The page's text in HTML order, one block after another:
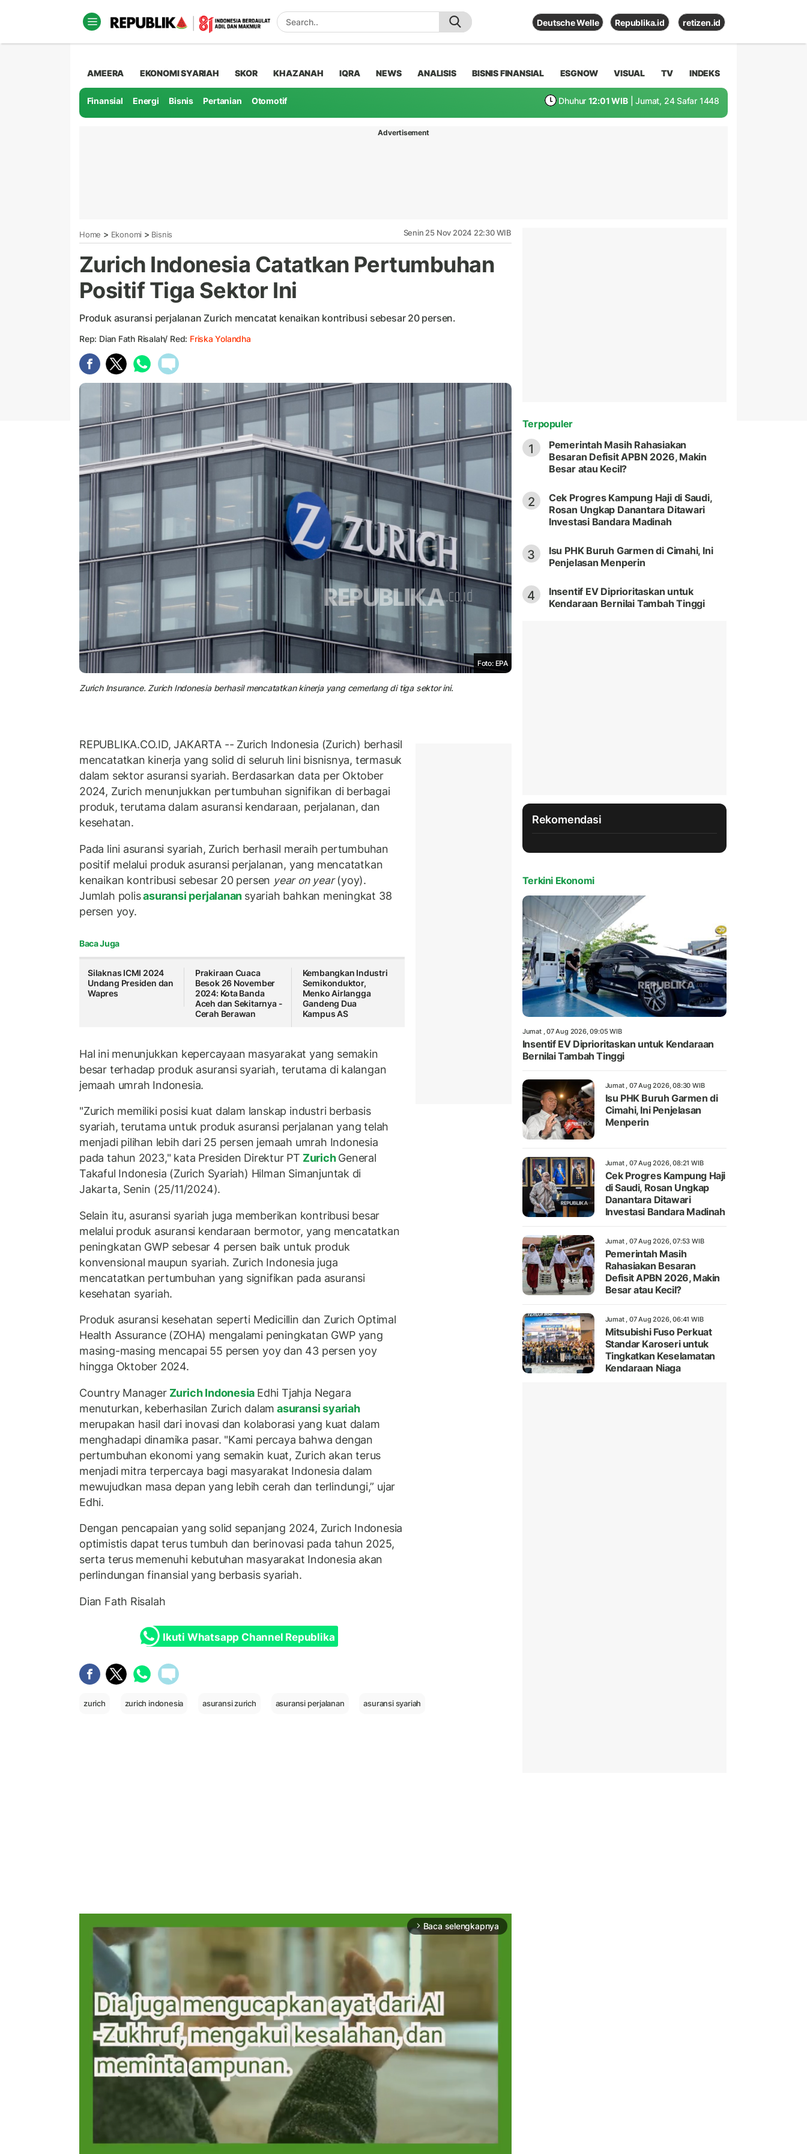
Deutsche Welle Republika.id retizen.id
AMEERA EKONOMI SYARIAH SKOR KHAZANAH IQRA NEWS ANALISIS BISNIS FINANSIAL ESGNOW VISUAL TV INDEKS
Finansial Energi Bisnis Pertanian Otomotif Dhuhur 12:01 WIB | Jumat, 24 Safar 1448
Advertisement
Home > Ekonomi > Bisnis Senin 25 Nov 2024 22:30 WIB
Zurich Indonesia Catatkan Pertumbuhan
Positif Tiga Sektor Ini
Produk asuransi perjalanan Zurich mencatat kenaikan kontribusi sebesar 20 persen.
Rep: Dian Fath Risalah/ Red: Friska Yolandha
Foto: EPA
Zurich Insurance. Zurich Indonesia berhasil mencatatkan kinerja yang cemerlang di tiga sektor ini.
REPUBLIKA.CO.ID, JAKARTA -- Zurich Indonesia (Zurich) berhasil
mencatatkan kinerja yang solid di seluruh lini bisnisnya, termasuk
dalam sektor asuransi syariah. Berdasarkan data per Oktober
2024, Zurich menunjukkan pertumbuhan signifikan di berbagai
produk, terutama dalam asuransi kendaraan, perjalanan, dan
kesehatan.
Pada lini asuransi syariah, Zurich berhasil meraih pertumbuhan
positif melalui produk asuransi perjalanan, yang mencatatkan
kenaikan kontribusi sebesar 20 persen year on year(yoy).
Jumlah polisasuransi perjalanan syariah bahkan meningkat 38
persen yoy.
Baca Juga
Silaknas ICMI 2024
Undang Presiden dan
Wapres
Prakiraan Cuaca
Besok 26 November
2024: Kota Banda
Aceh dan Sekitarnya -
Cerah Berawan
Kembangkan Industri
Semikonduktor,
Menko Airlangga
Gandeng Dua
Kampus AS
Hal ini menunjukkan kepercayaan masyarakat yang semakin
besar terhadap produk asuransi syariah, terutama di kalangan
jemaah umrah Indonesia.
"Zurich memiliki posisi kuat dalam lanskap industri berbasis
syariah, terutama untuk produk asuransi perjalanan yang telah
menjadi pilihan lebih dari 25 persen jemaah umrah Indonesia
pada tahun 2023," kata Presiden Direktur PT ZurichGeneral
Takaful Indonesia (Zurich Syariah) Hilman Simanjuntak di
Jakarta, Senin (25/11/2024).
Selain itu, asuransi syariah juga memberikan kontribusi besar
melalui produk asuransi kendaraan bermotor, yang mencatatkan
peningkatan GWP sebesar 4 persen baik untuk produk
konvensional maupun syariah. Zurich Indonesia juga
mencatatkan pertumbuhan yang signifikan pada asuransi
kesehatan syariah.
Produk asuransi kesehatan seperti Medicillin dan Zurich Optimal
Health Assurance (ZOHA) mengalami peningkatan GWP yang
masing-masing mencapai 55 persen yoy dan 43 persen yoy
hingga Oktober 2024.
Country ManagerZurich Indonesia Edhi Tjahja Negara
menuturkan, keberhasilan Zurich dalam asuransi syariah
merupakan hasil dari inovasi dan kolaborasi yang kuat dalam
menghadapi dinamika pasar. "Kami percaya bahwa dengan
pertumbuhan ekonomi yang semakin kuat, Zurich akan terus
menjadi mitra terpercaya bagi masyarakat Indonesia dalam
mewujudkan masa depan yang lebih cerah dan terlindungi,” ujar
Edhi.
Dengan pencapaian yang solid sepanjang 2024, Zurich Indonesia
optimistis dapat terus tumbuh dan berinovasi pada tahun 2025,
serta terus memenuhi kebutuhan masyarakat Indonesia akan
perlindungan finansial yang berbasis syariah.
Dian Fath Risalah
Ikuti Whatsapp Channel Republika
zurich zurich indonesia asuransi zurich asuransi perjalanan asuransi syariah
arrow_forward_ios Baca selengkapnya
Terpopuler
1
Pemerintah Masih Rahasiakan
Besaran Defisit APBN 2026, Makin
Besar atau Kecil?
2
Cek Progres Kampung Haji di Saudi,
Rosan Ungkap Danantara Ditawari
Investasi Bandara Madinah
3
Isu PHK Buruh Garmen di Cimahi, Ini
Penjelasan Menperin
4
Insentif EV Diprioritaskan untuk
Kendaraan Bernilai Tambah Tinggi
Rekomendasi
Terkini Ekonomi
Jumat , 07 Aug 2026, 09:05 WIB
Insentif EV Diprioritaskan untuk Kendaraan
Bernilai Tambah Tinggi
Jumat , 07 Aug 2026, 08:30 WIB
Isu PHK Buruh Garmen di
Cimahi, Ini Penjelasan
Menperin
Jumat , 07 Aug 2026, 08:21 WIB
Cek Progres Kampung Haji
di Saudi, Rosan Ungkap
Danantara Ditawari
Investasi Bandara Madinah
Jumat , 07 Aug 2026, 07:53 WIB
Pemerintah Masih
Rahasiakan Besaran
Defisit APBN 2026, Makin
Besar atau Kecil?
Jumat , 07 Aug 2026, 06:41 WIB
Mitsubishi Fuso Perkuat
Standar Karoseri untuk
Tingkatkan Keselamatan
Kendaraan Niaga